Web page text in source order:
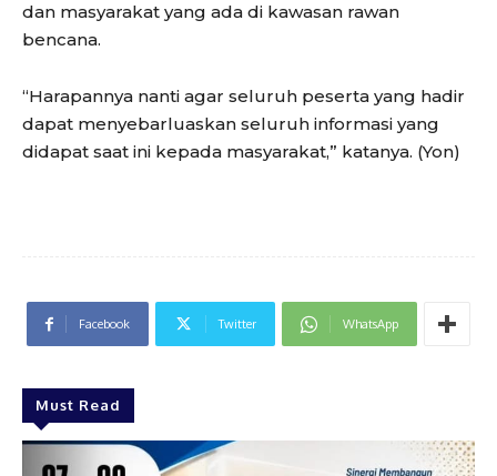
dan masyarakat yang ada di kawasan rawan
bencana.
“Harapannya nanti agar seluruh peserta yang hadir
dapat menyebarluaskan seluruh informasi yang
didapat saat ini kepada masyarakat,” katanya. (Yon)
Facebook Twitter WhatsApp
Must Read